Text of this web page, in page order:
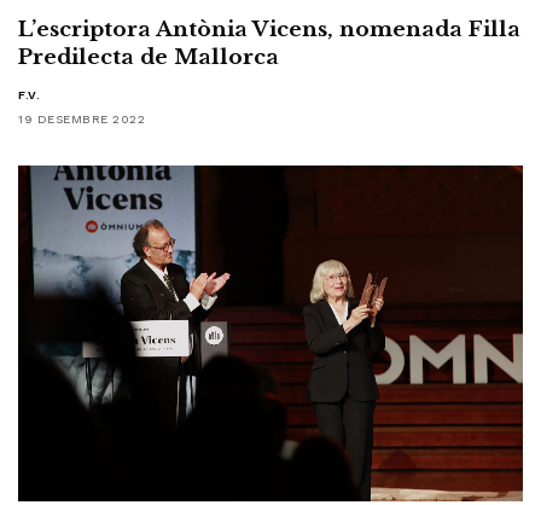
L’escriptora Antònia Vicens, nomenada Filla
Predilecta de Mallorca
F.V.
19 DESEMBRE 2022